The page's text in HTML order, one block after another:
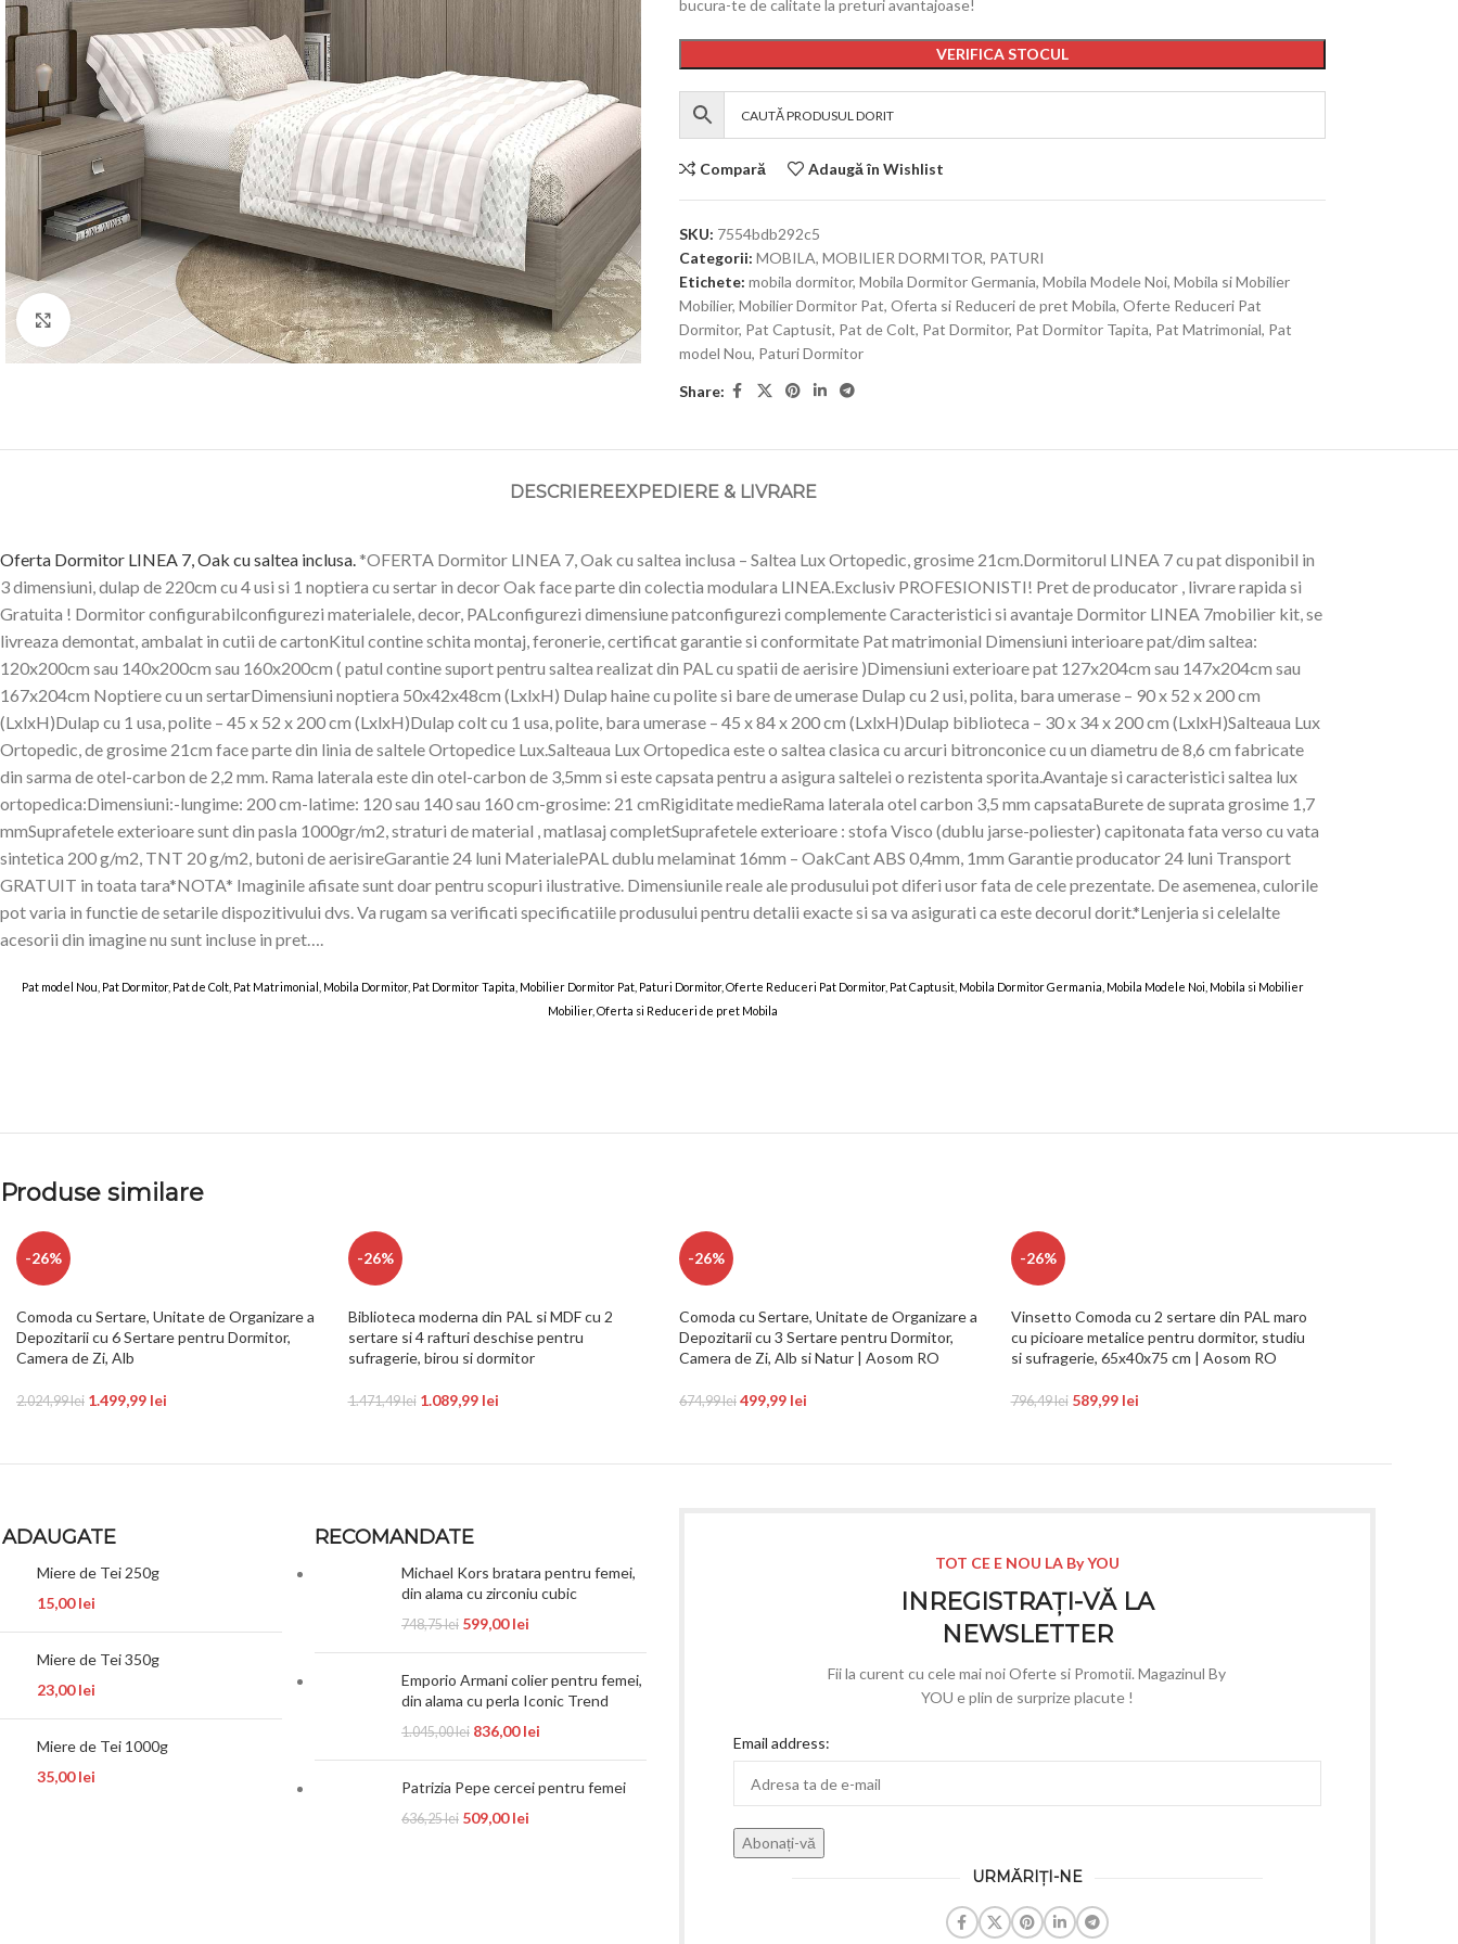
Click to enlarge
bucura-te de calitate la preturi avantajoase!
VERIFICA STOCUL
Compară Adaugă în Wishlist
SKU: 7554bdb292c5
Categorii: MOBILA, MOBILIER DORMITOR, PATURI
Etichete: mobila dormitor, Mobila Dormitor Germania, Mobila Modele Noi, Mobila si Mobilier
Mobilier, Mobilier Dormitor Pat, Oferta si Reduceri de pret Mobila, Oferte Reduceri Pat
Dormitor, Pat Captusit, Pat de Colt, Pat Dormitor, Pat Dormitor Tapita, Pat Matrimonial, Pat
model Nou, Paturi Dormitor
Share:
DESCRIEREEXPEDIERE & LIVRARE
Oferta Dormitor LINEA 7, Oak cu saltea inclusa. *OFERTA Dormitor LINEA 7, Oak cu saltea inclusa – Saltea Lux Ortopedic, grosime 21cm.Dormitorul LINEA 7 cu pat disponibil in
3 dimensiuni, dulap de 220cm cu 4 usi si 1 noptiera cu sertar in decor Oak face parte din colectia modulara LINEA.Exclusiv PROFESIONISTI! Pret de producator , livrare rapida si
Gratuita ! Dormitor configurabilconfigurezi materialele, decor, PALconfigurezi dimensiune patconfigurezi complemente Caracteristici si avantaje Dormitor LINEA 7mobilier kit, se
livreaza demontat, ambalat in cutii de cartonKitul contine schita montaj, feronerie, certificat garantie si conformitate Pat matrimonial Dimensiuni interioare pat/dim saltea:
120x200cm sau 140x200cm sau 160x200cm ( patul contine suport pentru saltea realizat din PAL cu spatii de aerisire )Dimensiuni exterioare pat 127x204cm sau 147x204cm sau
167x204cm Noptiere cu un sertarDimensiuni noptiera 50x42x48cm (LxlxH) Dulap haine cu polite si bare de umerase Dulap cu 2 usi, polita, bara umerase – 90 x 52 x 200 cm
(LxlxH)Dulap cu 1 usa, polite – 45 x 52 x 200 cm (LxlxH)Dulap colt cu 1 usa, polite, bara umerase – 45 x 84 x 200 cm (LxlxH)Dulap biblioteca – 30 x 34 x 200 cm (LxlxH)Salteaua Lux
Ortopedic, de grosime 21cm face parte din linia de saltele Ortopedice Lux.Salteaua Lux Ortopedica este o saltea clasica cu arcuri bitronconice cu un diametru de 8,6 cm fabricate
din sarma de otel-carbon de 2,2 mm. Rama laterala este din otel-carbon de 3,5mm si este capsata pentru a asigura saltelei o rezistenta sporita.Avantaje si caracteristici saltea lux
ortopedica:Dimensiuni:-lungime: 200 cm-latime: 120 sau 140 sau 160 cm-grosime: 21 cmRigiditate medieRama laterala otel carbon 3,5 mm capsataBurete de suprata grosime 1,7
mmSuprafetele exterioare sunt din pasla 1000gr/m2, straturi de material , matlasaj completSuprafetele exterioare : stofa Visco (dublu jarse-poliester) capitonata fata verso cu vata
sintetica 200 g/m2, TNT 20 g/m2, butoni de aerisireGarantie 24 luni MaterialePAL dublu melaminat 16mm – OakCant ABS 0,4mm, 1mm Garantie producator 24 luni Transport
GRATUIT in toata tara*NOTA* Imaginile afisate sunt doar pentru scopuri ilustrative. Dimensiunile reale ale produsului pot diferi usor fata de cele prezentate. De asemenea, culorile
pot varia in functie de setarile dispozitivului dvs. Va rugam sa verificati specificatiile produsului pentru detalii exacte si sa va asigurati ca este decorul dorit.*Lenjeria si celelalte
acesorii din imagine nu sunt incluse in pret….
Pat model Nou, Pat Dormitor, Pat de Colt, Pat Matrimonial, Mobila Dormitor, Pat Dormitor Tapita, Mobilier Dormitor Pat, Paturi Dormitor, Oferte Reduceri Pat Dormitor, Pat Captusit, Mobila Dormitor Germania, Mobila Modele Noi, Mobila si Mobilier
Mobilier, Oferta si Reduceri de pret Mobila
Produse similare
-26%
Comoda cu Sertare, Unitate de Organizare a
Depozitarii cu 6 Sertare pentru Dormitor,
Camera de Zi, Alb
2.024,99lei 1.499,99 lei
-26%
Biblioteca moderna din PAL si MDF cu 2
sertare si 4 rafturi deschise pentru
sufragerie, birou si dormitor
1.471,49lei 1.089,99 lei
-26%
Comoda cu Sertare, Unitate de Organizare a
Depozitarii cu 3 Sertare pentru Dormitor,
Camera de Zi, Alb si Natur | Aosom RO
674,99lei 499,99 lei
-26%
Vinsetto Comoda cu 2 sertare din PAL maro
cu picioare metalice pentru dormitor, studiu
si sufragerie, 65x40x75 cm | Aosom RO
796,49lei 589,99 lei
Miere de Tei 250g
15,00lei
Miere de Tei 350g
23,00lei
Miere de Tei 1000g
35,00lei
RECOMANDATE
Michael Kors bratara pentru femei,
din alama cu zirconiu cubic
748,75lei 599,00lei
Emporio Armani colier pentru femei,
din alama cu perla Iconic Trend
1.045,00lei 836,00lei
Patrizia Pepe cercei pentru femei
636,25lei 509,00lei
TOT CE E NOU LA By YOU
INREGISTRAȚI-VĂ LA
NEWSLETTER
Fii la curent cu cele mai noi Oferte si Promotii. Magazinul By
YOU e plin de surprize placute !
Email address:
URMĂRIȚI-NE